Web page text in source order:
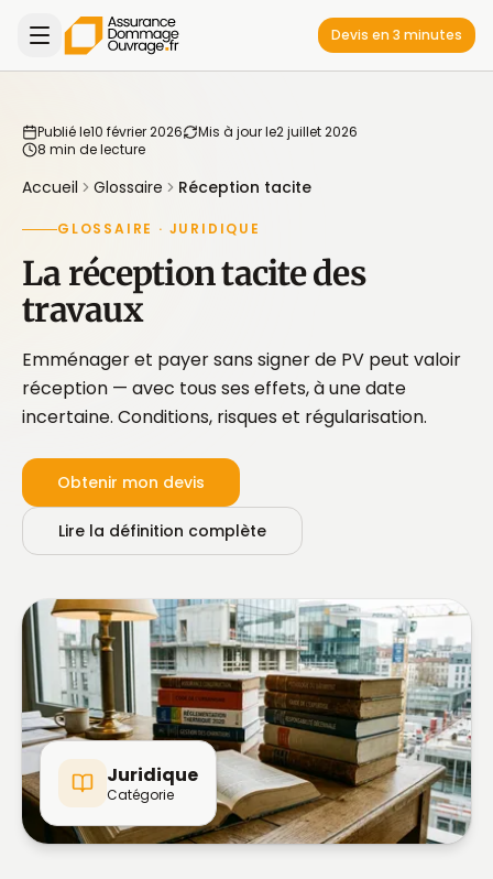
Devis en 3 minutes
Publié le10 février 2026 Mis à jour le2 juillet 2026
8 min de lecture
Accueil Glossaire Réception tacite
GLOSSAIRE · JURIDIQUE
La réception tacite des
travaux
Emménager et payer sans signer de PV peut valoir
réception — avec tous ses effets, à une date
incertaine. Conditions, risques et régularisation.
Obtenir mon devis
Lire la définition complète
Juridique
Catégorie